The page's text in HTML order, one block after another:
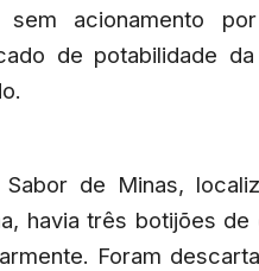
sem acionamento
de potabilidade
de Minas,
havia três botijões
Foram